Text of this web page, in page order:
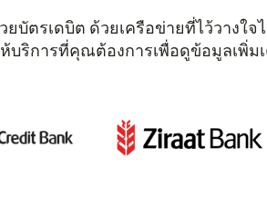
บัตรเดบิต ด้วยเครือข่ายที่ไว้วางใจ
ห้บริการที่คุณต้องการเพื่อดูข้อมูลเพิ่ม